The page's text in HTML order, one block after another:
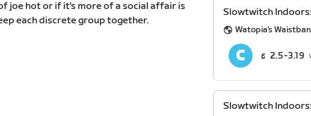
joe hot or if it's more of a social affair is
each discrete group together.
Slowtwitch Indoors:
Watopia's
2.5 3.19
Slowtwitch